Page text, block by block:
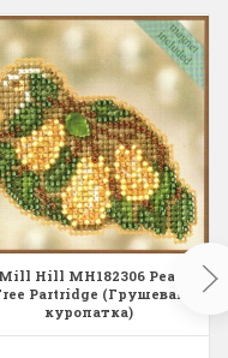
Mill Hill MH182306 Pear
Partridge (Грушевая
куропатка)